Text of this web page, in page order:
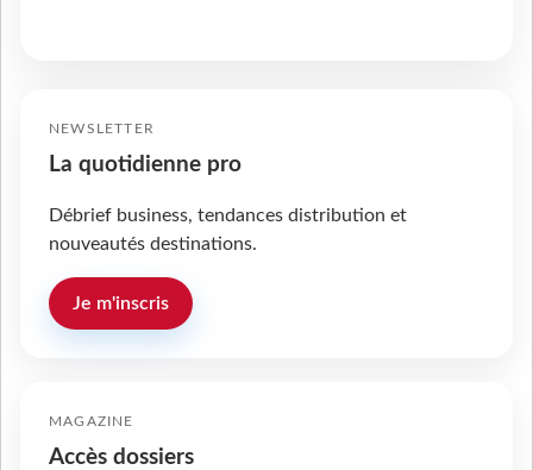
NEWSLETTER
La quotidienne pro
Débrief business, tendances distribution et
nouveautés destinations.
Je m'inscris
MAGAZINE
Accès dossiers